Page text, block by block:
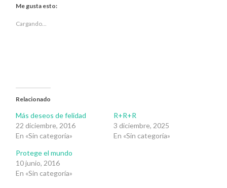
Twitter
(Se
en
Me gusta esto:
Cargando...
Relacionado
Más deseos de felidad
22 diciembre, 2016
En «Sin categoría»
R+R+R
3 diciembre, 2025
En «Sin categoría»
Protege el mundo
10 junio, 2016
En «Sin categoría»